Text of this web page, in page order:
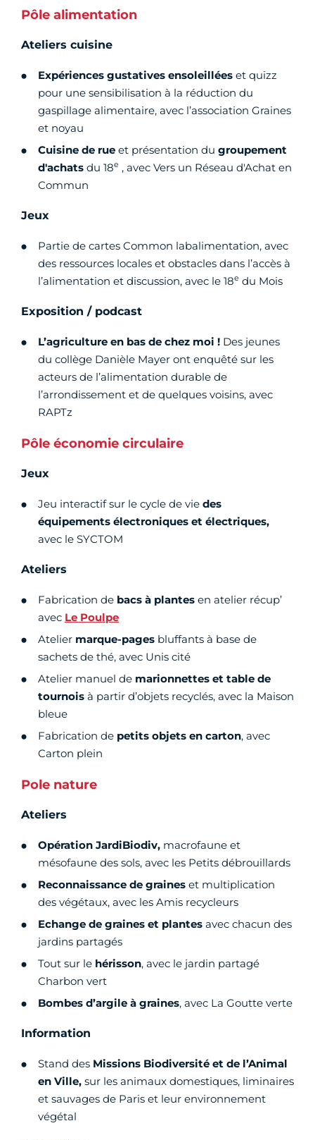
Pôle alimentation
Ateliers cuisine
Expériences gustatives ensoleillées et quizz
pour une sensibilisation à la réduction du
gaspillage alimentaire, avec l’association Graines
et noyau
Cuisine de rue et présentation du groupement
d'achats du 18e , avec Vers un Réseau d'Achat en
Commun
Jeux
Partie de cartes Common labalimentation, avec
des ressources locales et obstacles dans l’accès à
l’alimentation et discussion, avec le 18e du Mois
Exposition / podcast
L’agriculture en bas de chez moi ! Des jeunes
du collège Danièle Mayer ont enquêté sur les
acteurs de l’alimentation durable de
l’arrondissement et de quelques voisins, avec
RAPTz
Pôle économie circulaire
Jeux
Jeu interactif sur le cycle de vie des
équipements électroniques et électriques,
avec le SYCTOM
Ateliers
Fabrication de bacs à plantes en atelier récup’
avec Le Poulpe
Atelier marque-pages bluffants à base de
sachets de thé, avec Unis cité
Atelier manuel de marionnettes et table de
tournois à partir d’objets recyclés, avec la Maison
bleue
Fabrication de petits objets en carton, avec
Carton plein
Pole nature
Ateliers
Opération JardiBiodiv, macrofaune et
mésofaune des sols, avec les Petits débrouillards
Reconnaissance de graines et multiplication
des végétaux, avec les Amis recycleurs
Echange de graines et plantes avec chacun des
jardins partagés
Tout sur le hérisson, avec le jardin partagé
Charbon vert
Bombes d’argile à graines, avec La Goutte verte
Information
Stand des Missions Biodiversité et de l’Animal
en Ville, sur les animaux domestiques, liminaires
et sauvages de Paris et leur environnement
végétal